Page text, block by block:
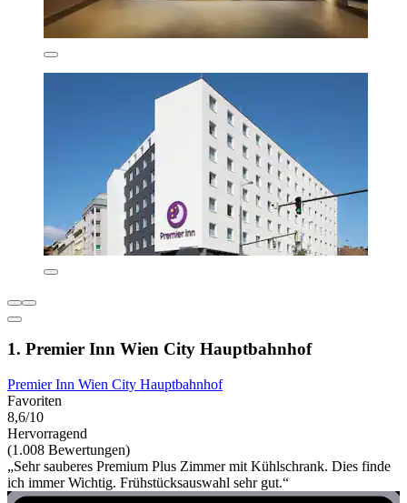
1. Premier Inn Wien City Hauptbahnhof
Premier Inn Wien City Hauptbahnhof
Favoriten
8,6/10
Hervorragend
(1.008 Bewertungen)
„Sehr sauberes Premium Plus Zimmer mit Kühlschrank. Dies finde
ich immer Wichtig. Frühstücksauswahl sehr gut.“